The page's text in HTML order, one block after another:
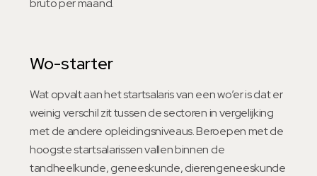
bruto per maand.
Wo-starter
Wat opvalt aan het startsalaris van een wo’er is dat er
weinig verschil zit tussen de sectoren in vergelijking
met de andere opleidingsniveaus. Beroepen met de
hoogste startsalarissen vallen binnen de
tandheelkunde, geneeskunde, dierengeneeskunde